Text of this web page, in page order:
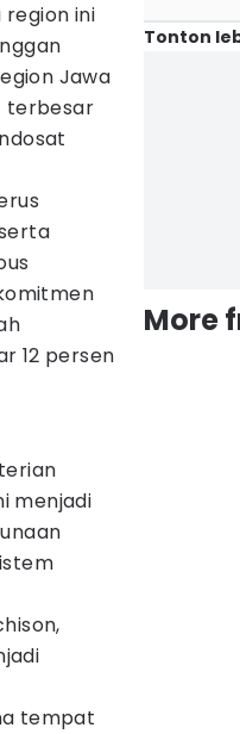
region ini
Jawa
terbesar
12 persen
menjadi
tempat
Tonton
More